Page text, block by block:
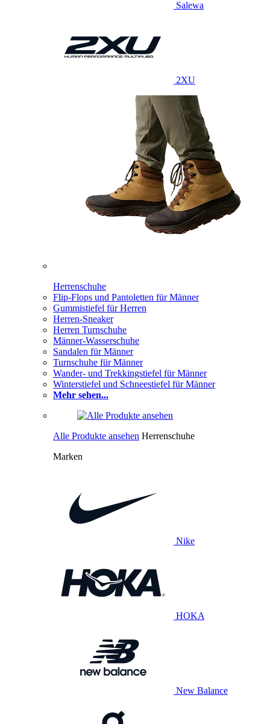
Salewa
2XU
Herrenschuhe
Flip-Flops und Pantoletten für Männer
Gummistiefel für Herren
Herren-Sneaker
Herren Turnschuhe
Männer-Wasserschuhe
Sandalen für Männer
Turnschuhe für Männer
Wander- und Trekkingstiefel für Männer
Winterstiefel und Schneestiefel für Männer
Mehr sehen...
Alle Produkte ansehen Herrenschuhe
Marken
Nike
HOKA
New Balance